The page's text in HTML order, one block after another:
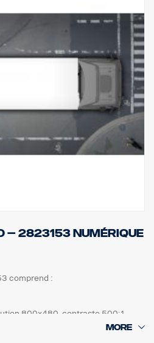
– 2823153 numérique
comprend :
800x480, contraste 500:1
angle de vision de 190,5°, 1 lux.
caméra avant 5 m, caméras